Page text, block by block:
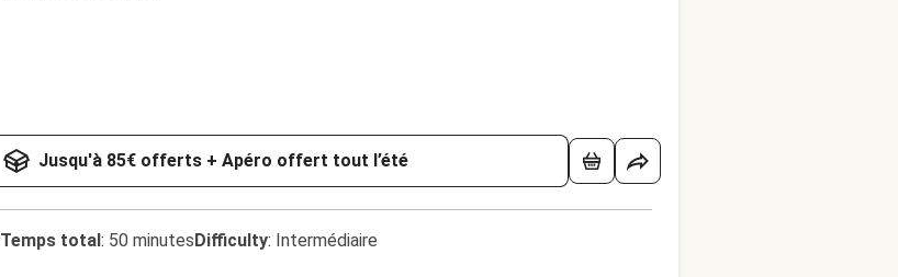
Jusqu'à 85€ offerts + Apéro offert tout l’été
Temps total: 50 minutesDifficulty: Intermédiaire